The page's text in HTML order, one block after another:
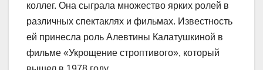
коллег. Она сыграла множество ярких ролей в
различных спектаклях и фильмах. Известность
ей принесла роль Алевтины Калатушкиной в
фильме «Укрощение строптивого», который